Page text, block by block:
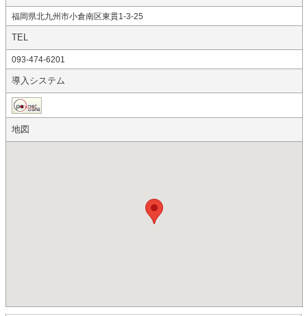
福岡県北九州市小倉南区東貫1-3-25
TEL
093-474-6201
導入システム
地図